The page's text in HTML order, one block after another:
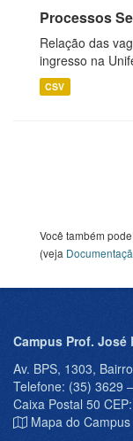
Processos
Relação das
ingresso na
CSV
Você também
(veja
Campus Prof. José
Av. BPS, 1303,
Telefone: (35) 3629
Caixa Postal 50
Mapa do Campus